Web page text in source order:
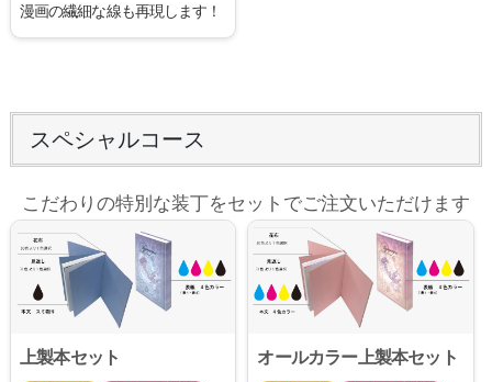
漫画の繊細な線も再現します！
スペシャルコース
こだわりの特別な装丁をセットでご注文いただけます
上製本セット オールカラー上製本セット